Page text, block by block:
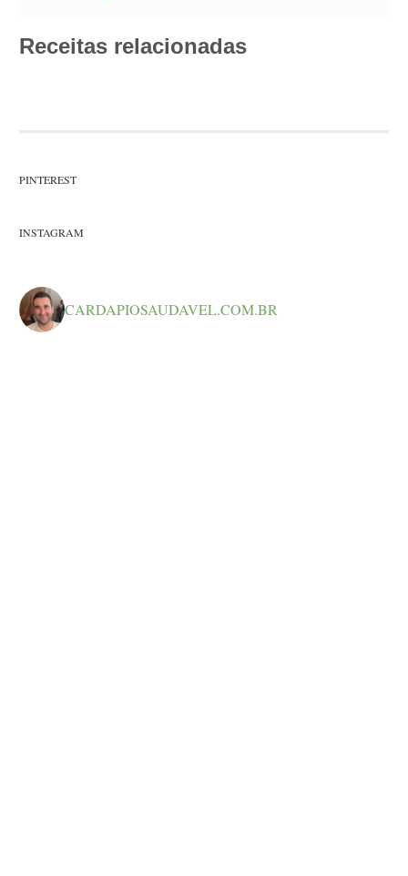
Receitas relacionadas
PINTEREST
INSTAGRAM
CARDAPIOSAUDAVEL.COM.BR